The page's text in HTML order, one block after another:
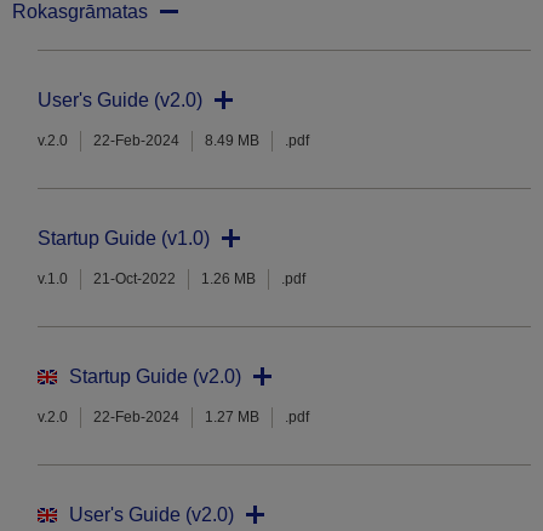
Rokasgrāmatas
User's Guide (v2.0)
v.2.0 22-Feb-2024 8.49 MB .pdf
Startup Guide (v1.0)
v.1.0 21-Oct-2022 1.26 MB .pdf
Startup Guide (v2.0)
v.2.0 22-Feb-2024 1.27 MB .pdf
User's Guide (v2.0)